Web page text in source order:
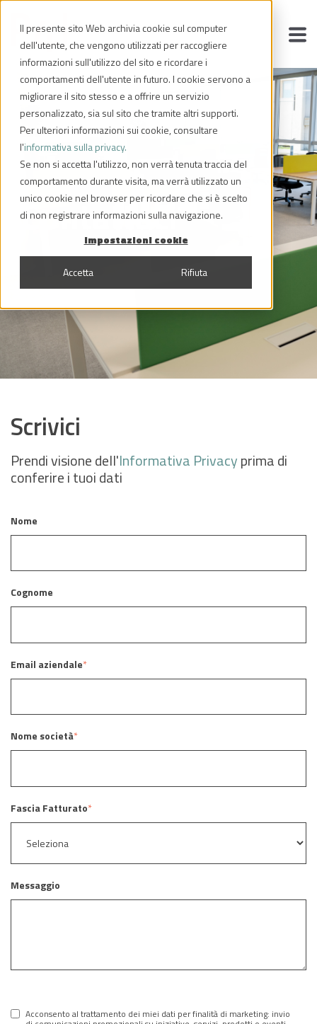
Il presente sito Web archivia cookie sul computer
dell'utente, che vengono utilizzati per raccogliere
informazioni sull'utilizzo del sito e ricordare i
comportamenti dell'utente in futuro. I cookie servono a
migliorare il sito stesso e a offrire un servizio
personalizzato, sia sul sito che tramite altri supporti.
Per ulteriori informazioni sui cookie, consultare
l'informativa sulla privacy.
Se non si accetta l'utilizzo, non verrà tenuta traccia del
comportamento durante visita, ma verrà utilizzato un
unico cookie nel browser per ricordare che si è scelto
di non registrare informazioni sulla navigazione.
Impostazioni cookie
Accetta Rifiuta
Contattaci
Scrivici
Prendi visione dell'Informativa Privacyprima di
conferire i tuoi dati
Nome
Cognome
Email aziendale*
Nome società*
Fascia Fatturato*
Messaggio
Acconsento al trattamento dei miei dati per finalità di marketing: invio